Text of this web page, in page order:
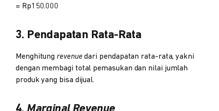
= Rp150.000
3. Pendapatan Rata-Rata
Menghitungrevenue dari pendapatan rata-rata, yakni
dengan membagi total pemasukan dan nilai jumlah
produk yang bisa dijual.